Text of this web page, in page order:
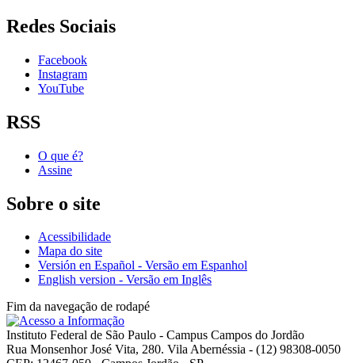
Redes Sociais
Facebook
Instagram
YouTube
RSS
O que é?
Assine
Sobre o site
Acessibilidade
Mapa do site
Versión en Español - Versão em Espanhol
English version - Versão em Inglês
Fim da navegação de rodapé
Instituto Federal de São Paulo - Campus Campos do Jordão
Rua Monsenhor José Vita, 280. Vila Abernéssia - (12) 98308-0050